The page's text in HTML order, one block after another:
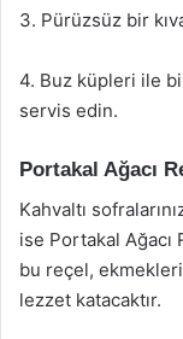
3. Pürüzsüz bir
4. Buz küpleri ile
servis edin.
Portakal Ağacı
Kahvaltı
ise Portakal
bu reçel,
lezzet katacaktır.